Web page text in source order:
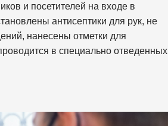
и посетителей на входе в
антисептики для рук, не
нанесены отметки для
в специально отведенных